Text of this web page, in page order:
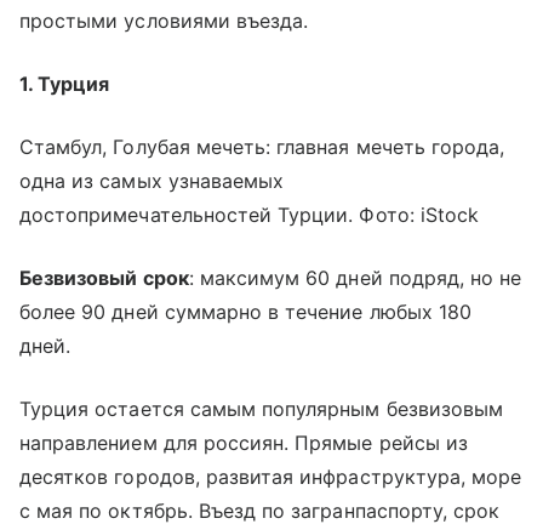
простыми условиями въезда.
1. Турция
Стамбул, Голубая мечеть: главная мечеть города,
одна из самых узнаваемых
достопримечательностей Турции. Фото: iStock
Безвизовый срок: максимум 60 дней подряд, но не
более 90 дней суммарно в течение любых 180
дней.
Турция остается самым популярным безвизовым
направлением для россиян. Прямые рейсы из
десятков городов, развитая инфраструктура, море
с мая по октябрь. Въезд по загранпаспорту, срок